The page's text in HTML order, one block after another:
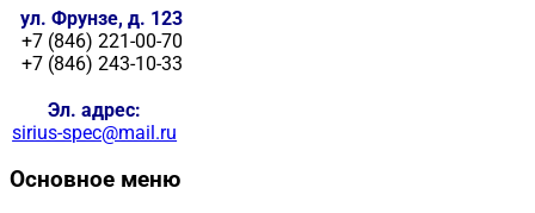
ул. Фрунзе, д. 123
+7 (846) 221-00-70
+7 (846) 243-10-33
Эл. адрес:
sirius-spec@mail.ru
Основное меню